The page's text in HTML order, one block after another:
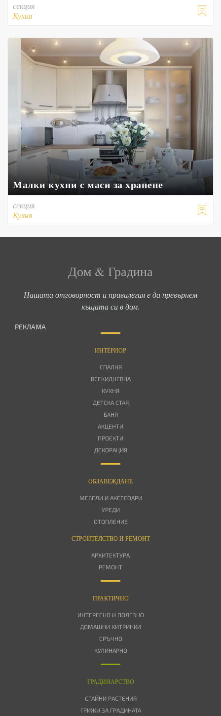

секция
Кухня
Малки кухни с маси за хранене

секция
Кухня
Дом & Градина
Нашата отговорност и привилегия е да превърнем
къщата си в дом.
РЕКЛАМА
ИНТЕРИОР
СПАЛНЯ
ВСЕКИДНЕВНА
КУХНЯ
ДЕТСКА СТАЯ
БАНЯ
АКЦЕНТИ
ПРОЕКТИ
ДЕКОРАЦИЯ
OБЗАВЕЖДАНЕ
МЕБЕЛИ И АКСЕСОАРИ
УРЕДИ
ОТОПЛЕНИЕ
СТРОИТЕЛСТВО И РЕМОНТ
АРХИТЕКТУРА
РЕМОНТ
ПРАКТИЧНО
ИНТЕРЕСНО И ПОЛЕЗНО
ДОМАШНИ ХИТРИНКИ
СРЪЧНО
КУЛИНАРНО
ГРАДИНАРСТВО
СТАЙНИ РАСТЕНИЯ
ГРИЖИ ЗА ГРАДИНАТА